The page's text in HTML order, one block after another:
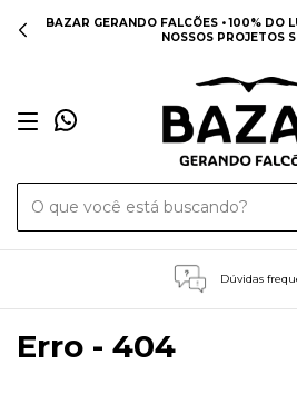
BAZAR GERANDO FALCÕES • 100% DO
NOSSOS PROJETOS
Dúvidas
Erro - 404